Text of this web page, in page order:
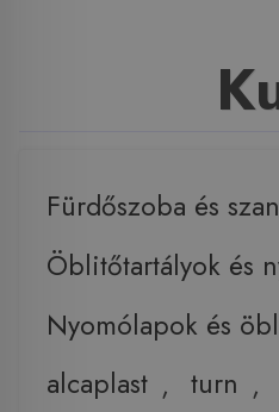
Fürdőszoba és
Öblitőtartályok és
Nyomólapok és
alcaplast , turn ,